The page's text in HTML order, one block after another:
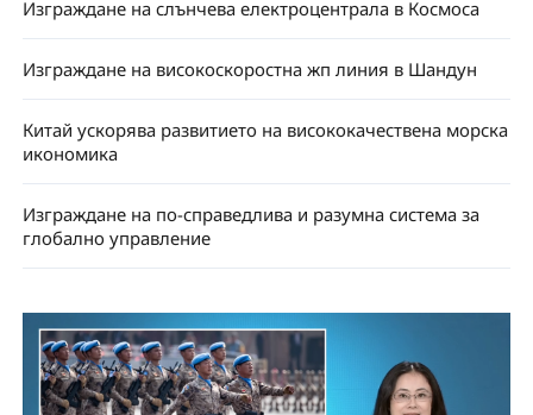
Изграждане на слънчева електроцентрала в Космоса
Изграждане на високоскоростна жп линия в Шандун
Китай ускорява развитието на висококачествена морска
икономика
Изграждане на по-справедлива и разумна система за
глобално управление